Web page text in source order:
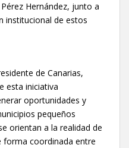
Hernández, junto a
institucional de estos
de Canarias,
esta iniciativa
oportunidades y
pequeños
orientan a la realidad de
coordinada entre